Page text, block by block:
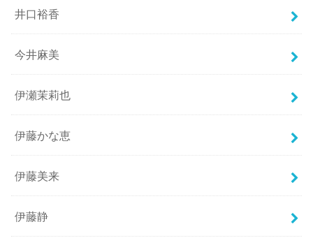
井口裕香
今井麻美
伊瀬茉莉也
伊藤かな恵
伊藤美来
伊藤静